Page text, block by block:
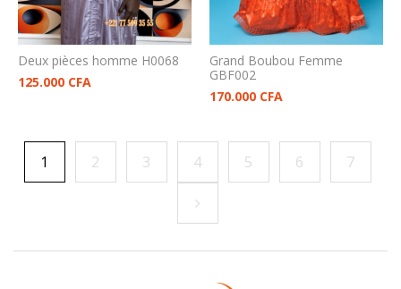
Deux pièces homme H0068
125.000 CFA
Grand Boubou Femme
GBF002
170.000 CFA
1 2 3 4 5 6 7